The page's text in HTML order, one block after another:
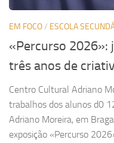
EM FOCO/ ESCOLA
«Percurso 2026»:
três anos de
Centro Cultural Adriano
trabalhos dos alunos d0
Adriano Moreira, em
exposição «Percurso